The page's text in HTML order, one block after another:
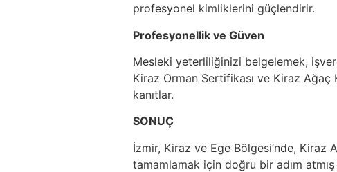
profesyonel kimliklerini güçlendirir.
Profesyonellik ve Güven
Mesleki yeterliliğinizi belgelemek,
Kiraz Orman Sertifikası ve Kiraz
kanıtlar.
SONUÇ
İzmir, Kiraz ve Ege Bölgesi’nde, Kiraz
tamamlamak için doğru bir adım